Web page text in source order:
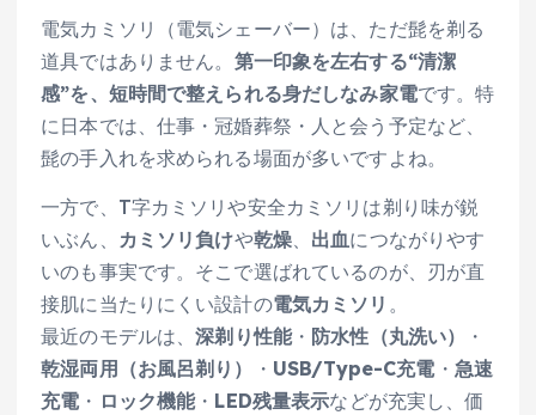
電気カミソリ（電気シェーバー）は、ただ髭を剃る
道具ではありません。 第一印象を左右する“清潔
感”を、短時間で整えられる身だしなみ家電です。特
に日本では、仕事・冠婚葬祭・人と会う予定など、
髭の手入れを求められる場面が多いですよね。
一方で、T字カミソリや安全カミソリは剃り味が鋭
いぶん、
カミソリ負けや乾燥、 出血につながりやす
いのも事実です。そこで選ばれているのが、刃が直
接肌に当たりにくい設計の電気カミソリ 。
最近のモデルは、深剃り性能・ 防水性（丸洗い）
・
乾湿両用（お風呂剃り）
・ USB/Type-C充電 ・ 急速
充電 ・ ロック機能・ LED残量表示などが充実し、価